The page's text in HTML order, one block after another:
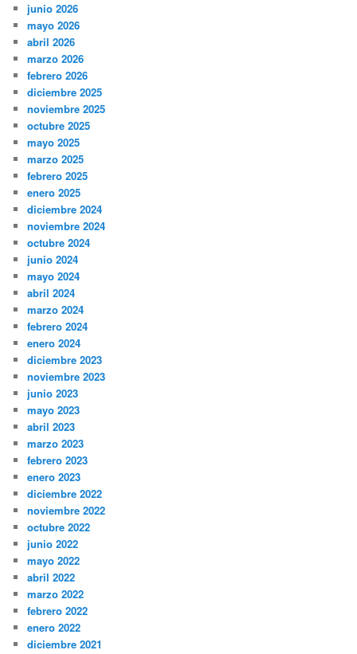
junio 2026
mayo 2026
abril 2026
marzo 2026
febrero 2026
diciembre 2025
noviembre 2025
octubre 2025
mayo 2025
marzo 2025
febrero 2025
enero 2025
diciembre 2024
noviembre 2024
octubre 2024
junio 2024
mayo 2024
abril 2024
marzo 2024
febrero 2024
enero 2024
diciembre 2023
noviembre 2023
junio 2023
mayo 2023
abril 2023
marzo 2023
febrero 2023
enero 2023
diciembre 2022
noviembre 2022
octubre 2022
junio 2022
mayo 2022
abril 2022
marzo 2022
febrero 2022
enero 2022
diciembre 2021